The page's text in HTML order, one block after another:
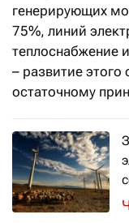
генерирующих
75%, линий
теплоснабжение
– развитие этого
остаточному